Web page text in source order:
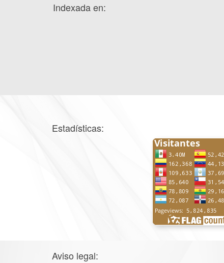
Indexada en:
Estadísticas:
Aviso legal: